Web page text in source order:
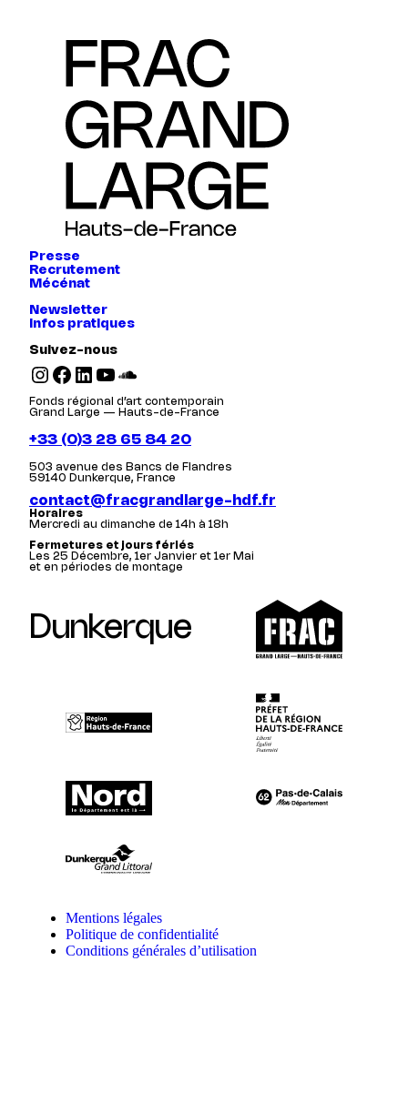
Presse
Recrutement
Mécénat
Newsletter
Infos pratiques
Suivez-nous
Instagram Facebook LinkedIn YouTube SoundCloud
Fonds régional d’art contemporain
Grand Large — Hauts-de-France
+33 (0)3 28 65 84 20
503 avenue des Bancs de Flandres
59140 Dunkerque, France
contact@fracgrandlarge-hdf.fr
Horaires
Mercredi au dimanche de 14h à 18h
Fermetures et jours fériés
Les 25 Décembre, 1er Janvier et 1er Mai
et en périodes de montage
Dunkerque
Mentions légales
Politique de confidentialité
Conditions générales d’utilisation